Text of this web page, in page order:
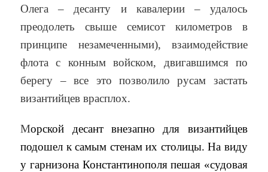
Олега – десанту и кавалерии – удалось
преодолеть свыше семисот километров в
принципе незамеченными), взаимодействие
флота с конным войском, двигавшимся по
берегу – все это позволило русам застать
византийцев врасплох.
Морской десант внезапно для византийцев
подошел к самым стенам их столицы. На виду
у гарнизона Константинополя пешая «судовая